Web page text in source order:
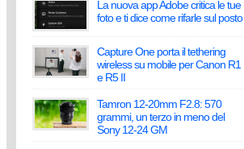
La nuova app Adobe critica le tue
foto e ti dice come rifarle sul posto
Capture One porta il tethering
wireless su mobile per Canon R1
e R5 II
Tamron 12-20mm F2.8: 570
grammi, un terzo in meno del
Sony 12-24 GM